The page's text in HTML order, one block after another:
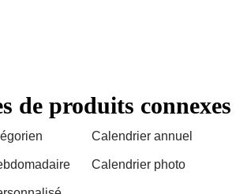
de produits connexes
Calendrier annuel
Calendrier photo